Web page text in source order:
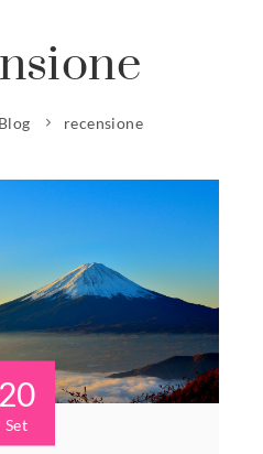
Blog recensione
20
Set